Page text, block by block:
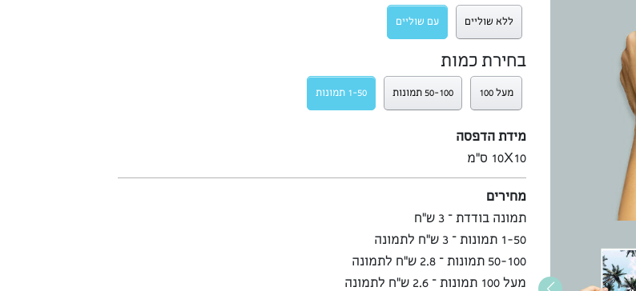
ללא שוליים עם שוליים
בחירת כמות
מעל 100 50-100 תמונות 1-50 תמונות
מידת הדפסה
10X10 ס”מ
מחירים
תמונה בודדת – 3 ש”ח
1-50 תמונות – 3 ש”ח לתמונה
50-100 תמונות – 2.8 ש”ח לתמונה
מעל 100 תמונות – 2.6 ש”ח לתמונה